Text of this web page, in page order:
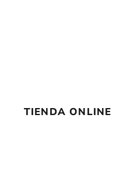
TIENDA ONLINE